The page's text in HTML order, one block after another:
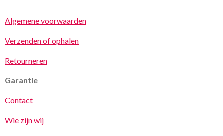
Algemene voorwaarden
Verzenden of ophalen
Retourneren
Garantie
Contact
Wie zijn wij